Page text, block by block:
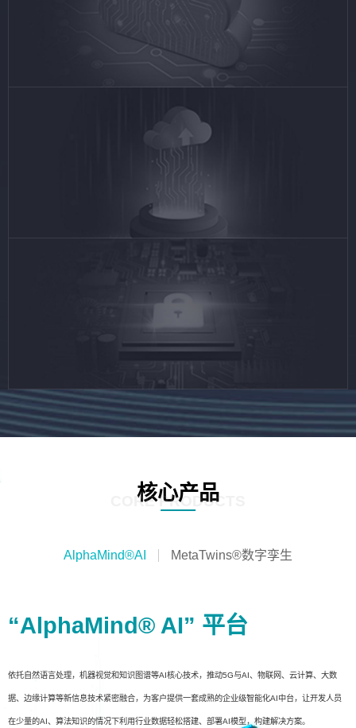
核心产品
CORE PRODUCTS
AlphaMind®AI MetaTwins®数字孪生
“AlphaMind® AI” 平台
依托自然语言处理，机器视觉和知识图谱等AI核心技术，推动5G与AI、物联网、云计算、大数
据、边缘计算等新信息技术紧密融合，为客户提供一套成熟的企业级智能化AI中台，让开发人员
在少量的AI、算法知识的情况下利用行业数据轻松搭建、部署AI模型，构建解决方案。